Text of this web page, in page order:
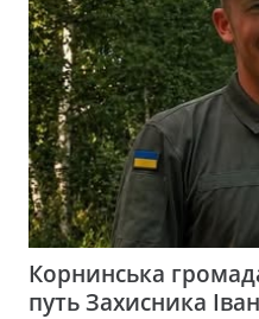
Корнинська
путь Захисника